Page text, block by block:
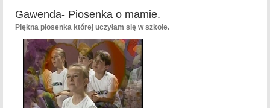
Gawenda- Piosenka o mamie.
Piękna piosenka której uczyłam się w szkole.